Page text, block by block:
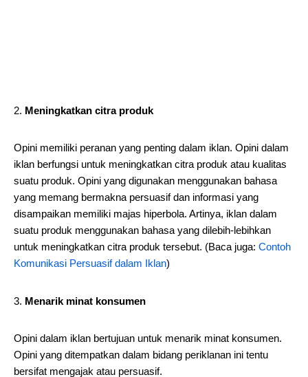
Meningkatkan citra produk
Opini memiliki peranan yang penting dalam iklan. Opini dalam
iklan berfungsi untuk meningkatkan citra produk atau kualitas
suatu produk. Opini yang digunakan menggunakan bahasa
yang memang bermakna persuasif dan informasi yang
disampaikan memiliki majas hiperbola. Artinya, iklan dalam
suatu produk menggunakan bahasa yang dilebih-lebihkan
untuk meningkatkan citra produk tersebut. (Baca juga: Contoh
Komunikasi Persuasif dalam Iklan)
Menarik minat konsumen
Opini dalam iklan bertujuan untuk menarik minat konsumen.
Opini yang ditempatkan dalam bidang periklanan ini tentu
bersifat mengajak atau persuasif.